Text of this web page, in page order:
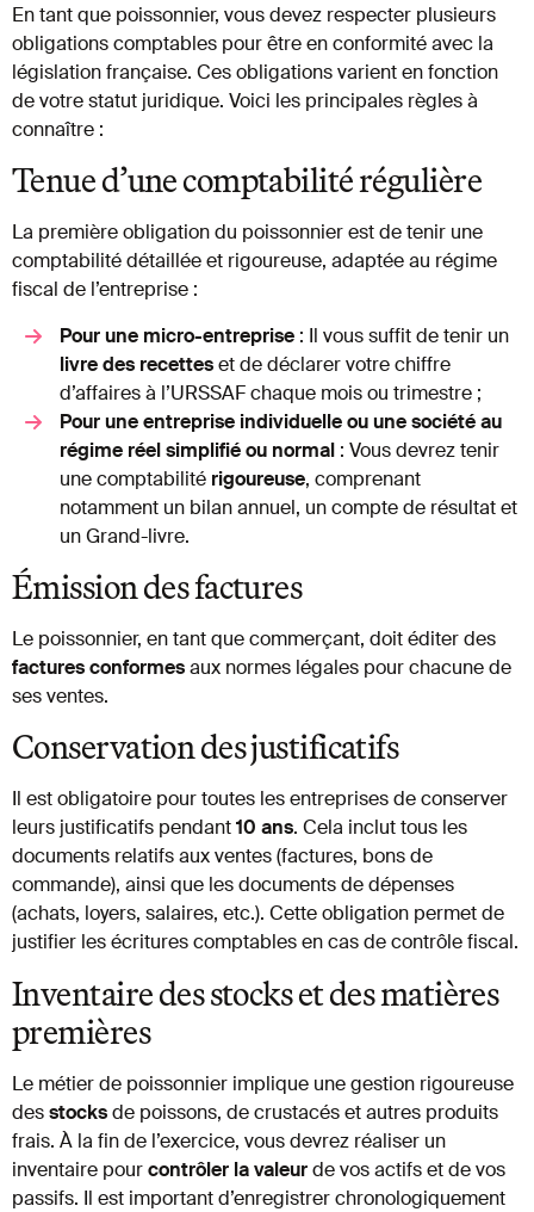
En tant que poissonnier, vous devez respecter plusieurs
obligations comptables pour être en conformité avec la
législation française. Ces obligations varient en fonction
de votre statut juridique. Voici les principales règles à
connaître :
Tenue d’une comptabilité régulière
La première obligation du poissonnier est de tenir une
comptabilité détaillée et rigoureuse, adaptée au régime
fiscal de l’entreprise :
Pour une micro-entreprise : Il vous suffit de tenir un
livre des recetteset de déclarer votre chiffre
d’affaires à l’URSSAF chaque mois ou trimestre ;
Pour une entreprise individuelle ou une société au
régime réel simplifié ou normal : Vous devrez tenir
une comptabilité rigoureuse, comprenant
notamment un bilan annuel, un compte de résultat et
un Grand-livre.
Émission des factures
Le poissonnier, en tant que commerçant, doit éditer des
facturesconformesaux normes légales pour chacune de
ses ventes.
Conservation des justificatifs
Il est obligatoire pour toutes les entreprises de conserver
leurs justificatifs pendant10 ans. Cela inclut tous les
documents relatifs aux ventes (factures, bons de
commande), ainsi que les documents de dépenses
(achats, loyers, salaires, etc.). Cette obligation permet de
justifier les écritures comptables en cas de contrôle fiscal.
Inventaire des stocks et des matières
premières
Le métier de poissonnier implique une gestion rigoureuse
desstocksde poissons, de crustacés et autres produits
frais. À la fin de l’exercice, vous devrez réaliser un
inventaire pourcontrôler la valeurde vos actifs et de vos
passifs. Il est important d’enregistrer chronologiquement